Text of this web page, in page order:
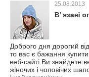
25.08.2013
В’ язані
Доброго дня дорогий
то вас є бажання
веб-сайті Ви знайдете
жіночих і чоловічих